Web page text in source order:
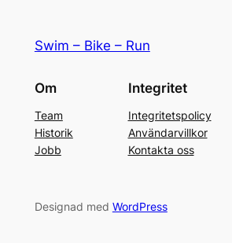
Swim – Bike – Run
Om
Team
Historik
Jobb
Integritet
Integritetspolicy
Användarvillkor
Kontakta oss
Designad med WordPress